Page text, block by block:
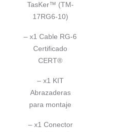
TasKer™ (TM-
17RG6-10)
– x1 Cable RG-6
Certificado
CERT®
– x1 KIT
Abrazaderas
para montaje
– x1 Conector